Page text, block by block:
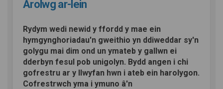
Arolwg ar-lein
Rydym wedi newid y ffordd y mae ein
hymgynghoriadau'n gweithio yn ddiweddar sy'n
golygu mai dim ond un ymateb y gallwn ei
dderbyn fesul pob unigolyn. Bydd angen i chi
gofrestru ar y llwyfan hwn i ateb ein harolygon.
Cofrestrwch yma i ymuno â'n